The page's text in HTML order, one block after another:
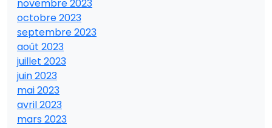
novembre 2023
octobre 2023
septembre 2023
août 2023
juillet 2023
juin 2023
mai 2023
avril 2023
mars 2023